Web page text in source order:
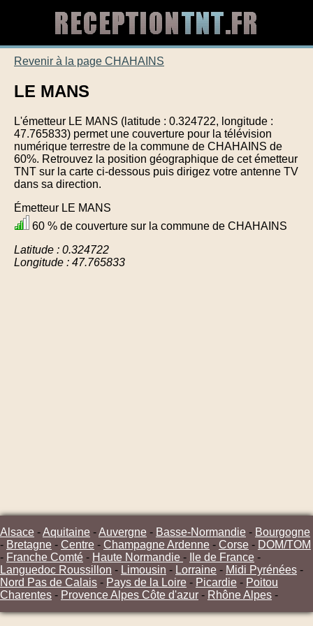
Revenir à la page CHAHAINS
LE MANS
L'émetteur LE MANS (latitude : 0.324722, longitude :
47.765833) permet une couverture pour la télévision
numérique terrestre de la commune de CHAHAINS de
60%. Retrouvez la position géographique de cet émetteur
TNT sur la carte ci-dessous puis dirigez votre antenne TV
dans sa direction.
Émetteur LE MANS
60 % de couverture sur la commune de CHAHAINS
Latitude : 0.324722
Longitude : 47.765833
Alsace -Aquitaine -Auvergne - Basse-Normandie - Bourgogne
- Bretagne - Centre - Champagne Ardenne - Corse - DOM/TOM
- Franche Comté - Haute Normandie - Ile de France -
Languedoc Roussillon - Limousin - Lorraine - Midi Pyrénées -
Nord Pas de Calais - Pays de la Loire - Picardie - Poitou
Charentes - Provence Alpes Côte d'azur - Rhône Alpes -